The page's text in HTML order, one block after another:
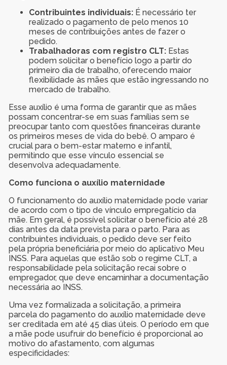
Contribuintes individuais: É necessário ter
realizado o pagamento de pelo menos 10
meses de contribuições antes de fazer o
pedido.
Trabalhadoras com registro CLT: Estas
podem solicitar o benefício logo a partir do
primeiro dia de trabalho, oferecendo maior
flexibilidade às mães que estão ingressando no
mercado de trabalho.
Esse auxílio é uma forma de garantir que as mães
possam concentrar-se em suas famílias sem se
preocupar tanto com questões financeiras durante
os primeiros meses de vida do bebê. O amparo é
crucial para o bem-estar materno e infantil,
permitindo que esse vínculo essencial se
desenvolva adequadamente.
Como funciona o auxílio maternidade
O funcionamento do auxílio maternidade pode variar
de acordo com o tipo de vínculo empregatício da
mãe. Em geral, é possível solicitar o benefício até 28
dias antes da data prevista para o parto. Para as
contribuintes individuais, o pedido deve ser feito
pela própria beneficiária por meio do aplicativo Meu
INSS. Para aquelas que estão sob o regime CLT, a
responsabilidade pela solicitação recai sobre o
empregador, que deve encaminhar a documentação
necessária ao INSS.
Uma vez formalizada a solicitação, a primeira
parcela do pagamento do auxílio maternidade deve
ser creditada em até 45 dias úteis. O período em que
a mãe pode usufruir do benefício é proporcional ao
motivo do afastamento, com algumas
especificidades: